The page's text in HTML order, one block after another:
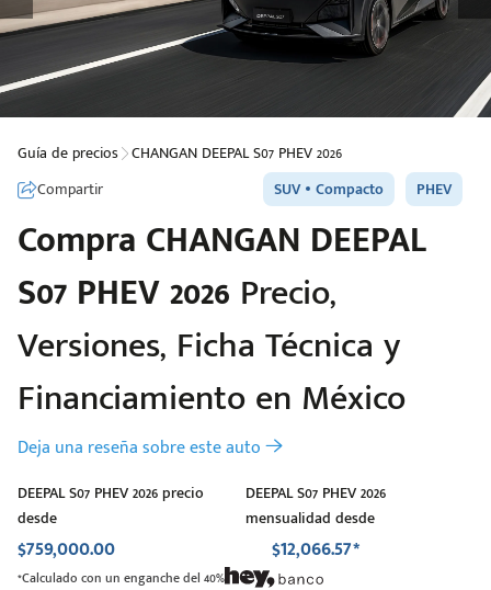
Guía de precios CHANGAN DEEPAL S07 PHEV 2026
Compartir
SUV Compacto PHEV
Compra CHANGAN DEEPAL
S07 PHEV 2026 Precio,
Versiones, Ficha Técnica y
Financiamiento en México
Deja una reseña sobre este auto
DEEPAL S07 PHEV 2026 precio
desde
$759,000.00
DEEPAL S07 PHEV 2026
mensualidad desde
$12,066.57*
*Calculado con un enganche del 40%